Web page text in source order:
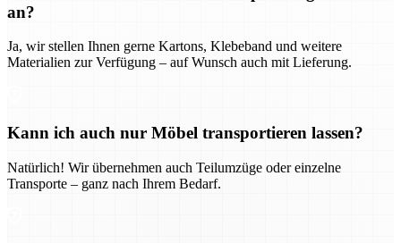
an?
Ja, wir stellen Ihnen gerne Kartons, Klebeband und weitere
Materialien zur Verfügung – auf Wunsch auch mit Lieferung.
Kann ich auch nur Möbel transportieren lassen?
Natürlich! Wir übernehmen auch Teilumzüge oder einzelne
Transporte – ganz nach Ihrem Bedarf.